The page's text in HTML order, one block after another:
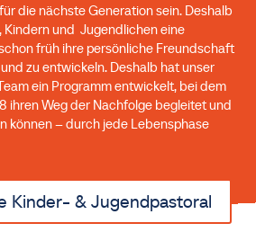
die nächste Generation sein. Deshalb
Kindern und Jugendlichen eine
früh ihre persönliche Freundschaft
zu entwickeln. Deshalb hat unser
ein Programm entwickelt, bei dem
ihren Weg der Nachfolge begleitet und
können – durch jede Lebensphase
Kinder- & Jugendpastoral